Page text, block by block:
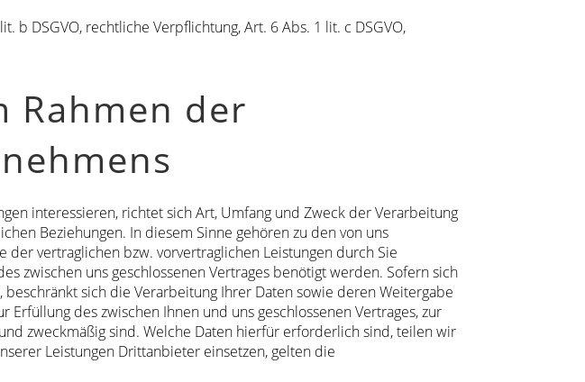
b DSGVO, rechtliche Verpflichtung, Art. 6 Abs. 1 lit. c DSGVO,
Rahmen der
interessieren, richtet sich Art, Umfang und Zweck der Verarbeitung
Beziehungen. In diesem Sinne gehören zu den von uns
vertraglichen bzw. vorvertraglichen Leistungen durch Sie
zwischen uns geschlossenen Vertrages benötigt werden. Sofern sich
sich die Verarbeitung Ihrer Daten sowie deren Weitergabe
des zwischen Ihnen und uns geschlossenen Vertrages, zur
zweckmäßig sind. Welche Daten hierfür erforderlich sind, teilen wir
Leistungen Drittanbieter einsetzen, gelten die